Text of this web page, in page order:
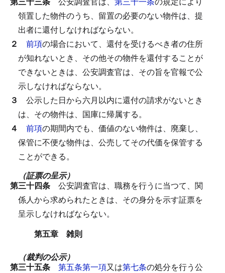
領置した物件のうち、留置の必要のない物件は、提
出者に還付しなければならない。
２ 前項の場合において、還付を受けるべき者の住所
が知れないとき、その他その物件を還付することが
できないときは、公安調査官は、その旨を官報で公
示しなければならない。
３ 公示した日から六月以内に還付の請求がないとき
は、その物件は、国庫に帰属する。
４ 前項の期間内でも、価値のない物件は、廃棄し、
保管に不便な物件は、公売してその代価を保管する
ことができる。
（証票の呈示）
第三十四条 公安調査官は、職務を行うに当つて、関
係人から求められたときは、その身分を示す証票を
呈示しなければならない。
第五章 雑則
（裁判の公示）
第三十五条 第五条第一項又は第七条の処分を行う公